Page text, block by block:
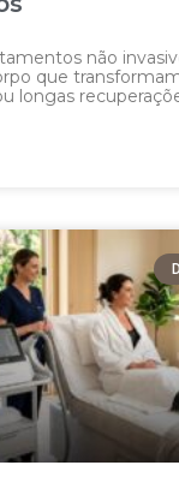
não
que
longas